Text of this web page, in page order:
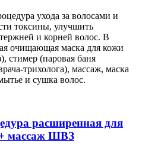
ухода за волосами и
токсины, улучшить
и корней волос. В
очищающая маска для кожи
стимер (паровая баня
трихолога), массаж, маска
и сушка волос.
расширенная для
+ массаж ШВЗ